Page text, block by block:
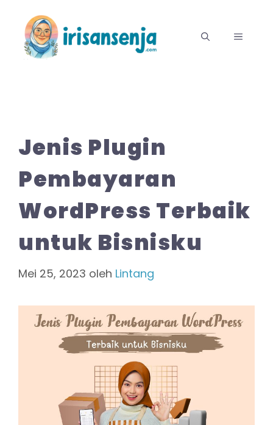
MENU
Jenis Plugin
Pembayaran
WordPress Terbaik
untuk Bisnisku
Mei 25, 2023 oleh Lintang